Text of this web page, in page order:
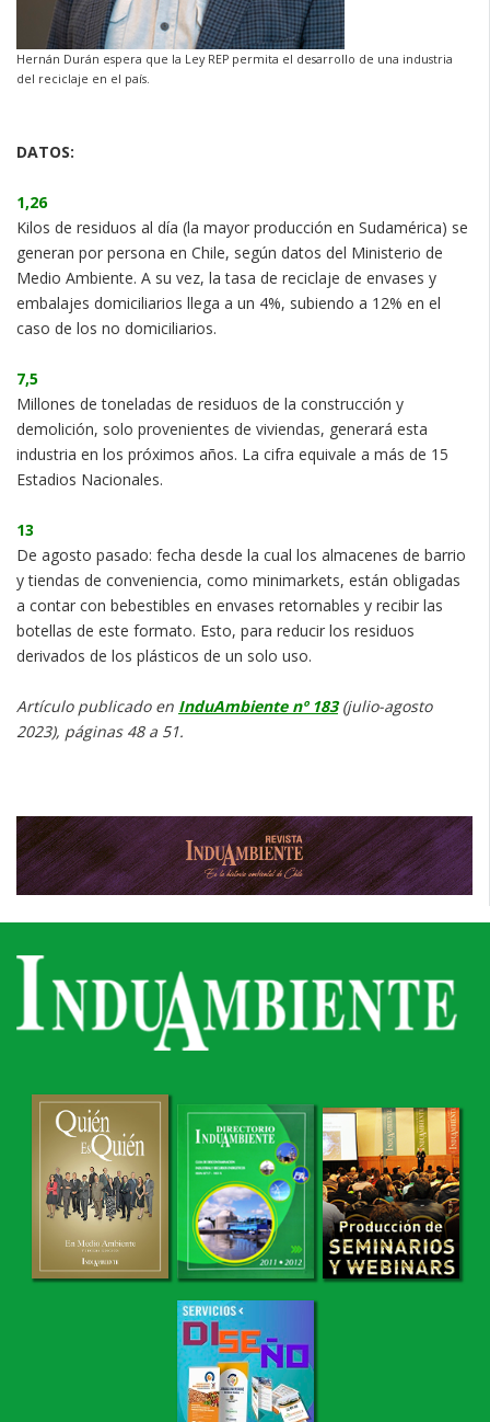
Hernán Durán espera que la Ley REP permita el desarrollo de una industria
del reciclaje en el país.
DATOS:
1,26
Kilos de residuos al día (la mayor producción en Sudamérica) se
generan por persona en Chile, según datos del Ministerio de
Medio Ambiente. A su vez, la tasa de reciclaje de envases y
embalajes domiciliarios llega a un 4%, subiendo a 12% en el
caso de los no domiciliarios.
7,5
Millones de toneladas de residuos de la construcción y
demolición, solo provenientes de viviendas, generará esta
industria en los próximos años. La cifra equivale a más de 15
Estadios Nacionales.
13
De agosto pasado: fecha desde la cual los almacenes de barrio
y tiendas de conveniencia, como minimarkets, están obligadas
a contar con bebestibles en envases retornables y recibir las
botellas de este formato. Esto, para reducir los residuos
derivados de los plásticos de un solo uso.
Artículo publicado en InduAmbiente nº 183(julio-agosto
2023), páginas 48 a 51.